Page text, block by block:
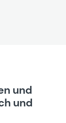
und
und